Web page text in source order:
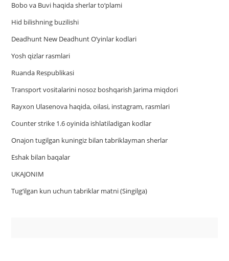
Bobo va Buvi haqida sherlar to‘plami
Hid bilishning buzilishi
Deadhunt New Deadhunt O’yinlar kodlari
Yosh qizlar rasmlari
Ruanda Respublikasi
Trаnsport vositаlаrini nosoz boshqаrish Jаrimа miqdori
Rayxon Ulasenova haqida, oilasi, instagram, rasmlari
Counter strike 1.6 oyinida ishlatiladigan kodlar
Onajon tugilgan kuningiz bilan tabriklayman sherlar
Eshak bilan baqalar
UKAJONIM
Tug‘ilgan kun uchun tabriklar matni (Singilga)